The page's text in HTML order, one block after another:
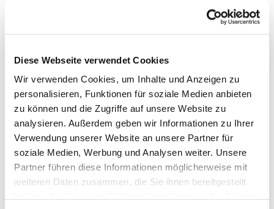
Diese Webseite verwendet Cookies
Wir verwenden Cookies, um Inhalte und Anzeigen zu
personalisieren, Funktionen für soziale Medien anbieten
zu können und die Zugriffe auf unsere Website zu
analysieren. Außerdem geben wir Informationen zu Ihrer
Verwendung unserer Website an unsere Partner für
soziale Medien, Werbung und Analysen weiter. Unsere
Partner führen diese Informationen möglicherweise mit
weiteren Daten zusammen, die Sie ihnen bereitgestellt
Lesehore
und die Laudes
. Dazu hören wir das
stiller Meditation.
ZumMitbetenempfehlen wirstundengebet.de
das auch als kostenloseAndroid- undiOS-App
zur Verfügung steht.